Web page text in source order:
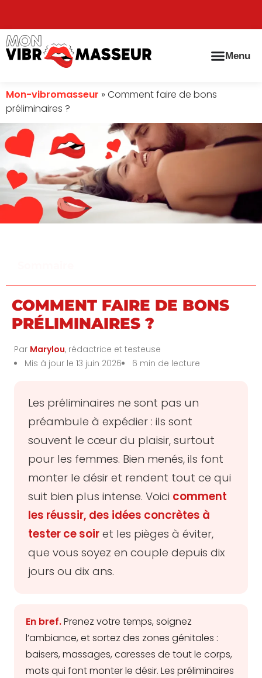
Menu
Mon-vibromasseur » Comment faire de bons
préliminaires ?
COMMENT FAIRE DE BONS
PRÉLIMINAIRES ?
Par Marylou, rédactrice et testeuse
Mis à jour le 13 juin 2026
6 min de lecture
Les préliminaires ne sont pas un
préambule à expédier : ils sont
souvent le cœur du plaisir, surtout
pour les femmes. Bien menés, ils font
monter le désir et rendent tout ce qui
suit bien plus intense. Voici comment
les réussir, des idées concrètes à
tester ce soir et les pièges à éviter,
que vous soyez en couple depuis dix
jours ou dix ans.
En bref.Prenez votre temps, soignez
l’ambiance, et sortez des zones génitales :
baisers, massages, caresses de tout le corps,
mots qui font monter le désir. Les préliminaires